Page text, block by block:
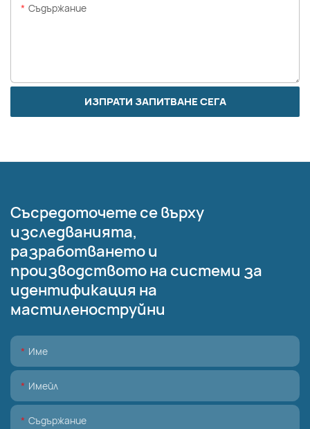
Съдържание
ИЗПРАТИ ЗАПИТВАНЕ СЕГА
Съсредоточете се върху
изследванията,
разработването и
производството на системи за
идентификация на
мастиленоструйни
Име
Имейл
Съдържание